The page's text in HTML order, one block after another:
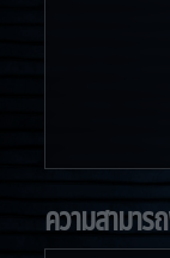
ความสามาร